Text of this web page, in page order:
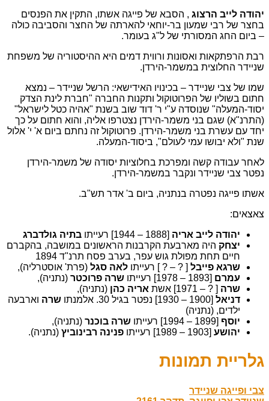
יהודה לייב הרצוג , הסבא של פייגה אשתו, התקין את הפנסים
בחצר של רבי שמעון בר-יוחאי להארתה של החצר והסביבה כולה
– ביום החג המסורתי של ל"ג בעומר.
רבת הרפתקאות ואסונות ורווית דמים היא ההיסטוריה של משפחת
שניידר החלוצית במשמר-הירדן.
שמו של צבי שניידר – בכינויו האידישאי: הרשל שניידר – נמצא
חתום בשוליו של הפרוטוקול ותקנות החברה "חברת לינת הצדק
יסוד-המעלה" שנוסדה ע"י ר' דוד שוב בשנת "אהיה כטל לישראל"
(התרנ"א) שגם בני משמר-הירדן נצטרפו אליה, והוא חתום על כך
יחד עם עשרת בני משמר-הירדן. פרוטוקול זה נחתם ביום א' י' אלול
שנת "ולא יבושו עמי לעולם", ביסוד-המעלה.
לאחר עבודה קשה ומפרכת בחלוציות יסודה של משמר-הירדן
נפטר צבי שניידר ונקבר במשמר-הירדן.
אשתו פייגה נפטרה בנתניה, ביום ב' אדר תש"ב.
צאצאים:
יהודה לייב אריה [1888 – 1944] רעייתו בתיה גולדברג
יצחק היה מארבעת הקרבנות הראשונים במושבה, בהקברם
חיים תחת מפולת גוש עפר, בערב פסח תרנ"ד 1894
שרגא פייבל [ ? – ? ] רעייתו לאה סגל (פרת' אוסטרליה),
עמרם [1893 – 1978] רעייתו שרה פרוכטר (נתניה),
שרה [ ? – 1971] אשת אריה כהן (נתניה),
דניאל [1900 – 1930] נפטר בגיל 30. אלמנתו שרה וארבעה
ילדים, (נתניה)
יוסף [1899 – 1994] רעייתו שרה בוכנר (נתניה),
יהושע [1903 – 1989] רעייתו פנינה רבינוביץ (נתניה).
גלריית תמונות
צבי ופייגה שניידר